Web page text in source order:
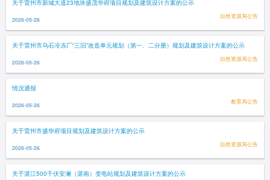
关于雷州市新城大道23地块盛茂华府项目规划及建筑设计方案的公示
2026-05-26 自然资源局公告
关于雷州市乌石冷冻厂“三旧”改造单元规划（第一、二分册）规划及建筑设计方案的公示
2026-05-26 自然资源局公告
情况通报
2026-05-26 教育局公告
关于雷州市盛华府项目规划及建筑设计方案的公示
2026-05-26 自然资源局公告
关于湛江500千伏安澜（湛南）变电站规划及建筑设计方案的公示